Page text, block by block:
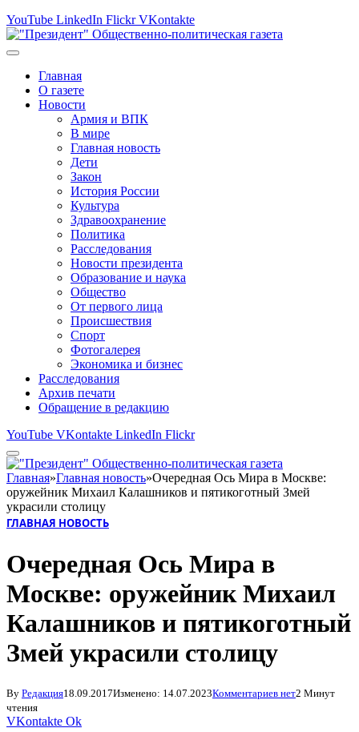
YouTube LinkedIn Flickr VKontakte
Главная
О газете
Новости
Армия и ВПК
В мире
Главная новость
Дети
Закон
История России
Культура
Здравоохранение
Политика
Расследования
Новости президента
Образование и наука
Общество
От первого лица
Происшествия
Спорт
Фотогалерея
Экономика и бизнес
Расследования
Архив печати
Обращение в редакцию
YouTube VKontakte LinkedIn Flickr
Главная»Главная новость»Очередная Ось Мира в Москве:
оружейник Михаил Калашников и пятикоготный Змей
украсили столицу
ГЛАВНАЯ НОВОСТЬ
Очередная Ось Мира в
Москве: оружейник Михаил
Калашников и пятикоготный
Змей украсили столицу
By Редакция18.09.2017Изменено: 14.07.2023Комментариев нет2 Минут
чтения
VKontakte Ok